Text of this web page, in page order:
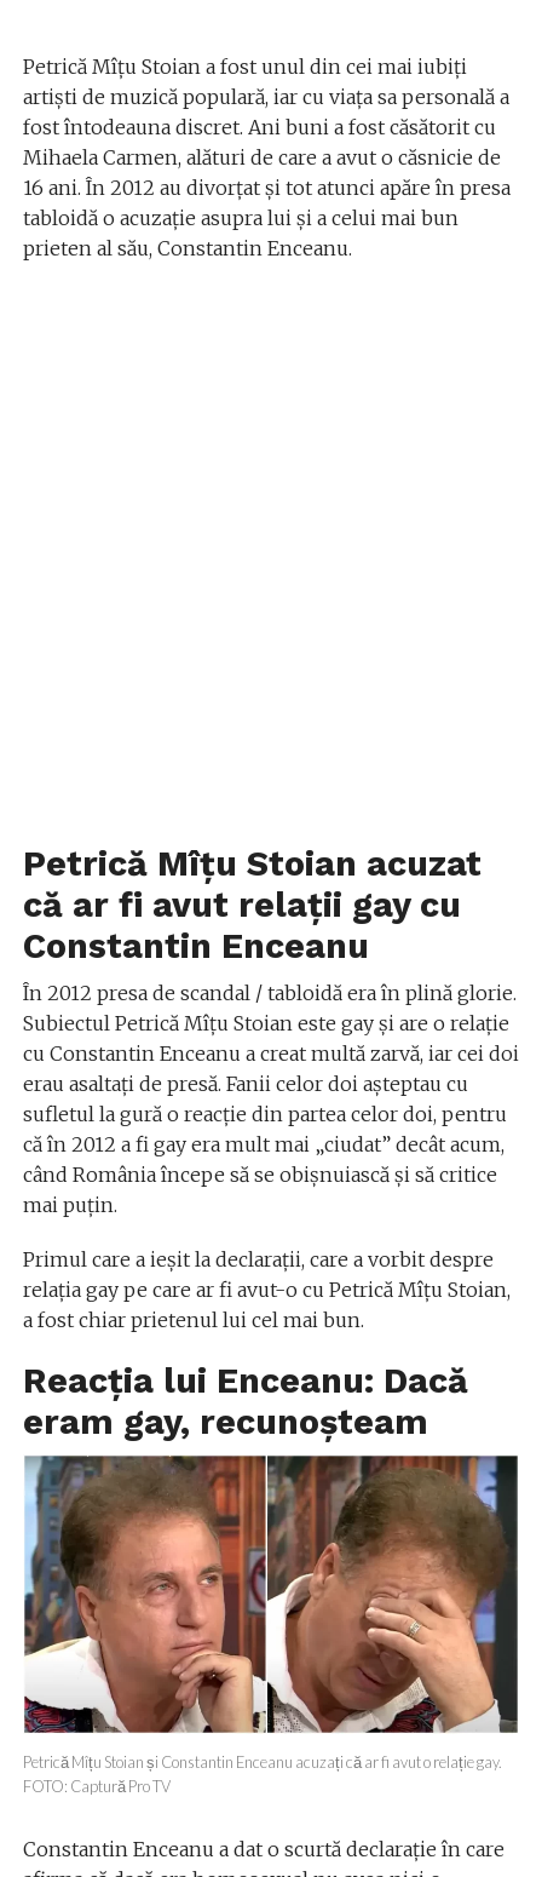
Petrică Mîțu Stoian a fost unul din cei mai iubiți
artiști de muzică populară, iar cu viața sa personală a
fost întodeauna discret. Ani buni a fost căsătorit cu
Mihaela Carmen, alături de care a avut o căsnicie de
16 ani. În 2012 au divorțat și tot atunci apăre în presa
tabloidă o acuzație asupra lui și a celui mai bun
prieten al său, Constantin Enceanu.
Petrică Mîțu Stoian acuzat
că ar fi avut relații gay cu
Constantin Enceanu
În 2012 presa de scandal / tabloidă era în plină glorie.
Subiectul Petrică Mîțu Stoian este gay și are o relație
cu Constantin Enceanu a creat multă zarvă, iar cei doi
erau asaltați de presă. Fanii celor doi așteptau cu
sufletul la gură o reacție din partea celor doi, pentru
că în 2012 a fi gay era mult mai „ciudat” decât acum,
când România începe să se obișnuiască și să critice
mai puțin.
Primul care a ieșit la declarații, care a vorbit despre
relația gay pe care ar fi avut-o cu Petrică Mîțu Stoian,
a fost chiar prietenul lui cel mai bun.
Reacția lui Enceanu: Dacă
eram gay, recunoșteam
Petrică Mîțu Stoian și Constantin Enceanu acuzați că ar fi avut o relație gay.
FOTO: Captură Pro TV
Constantin Enceanu a dat o scurtă declarație în care